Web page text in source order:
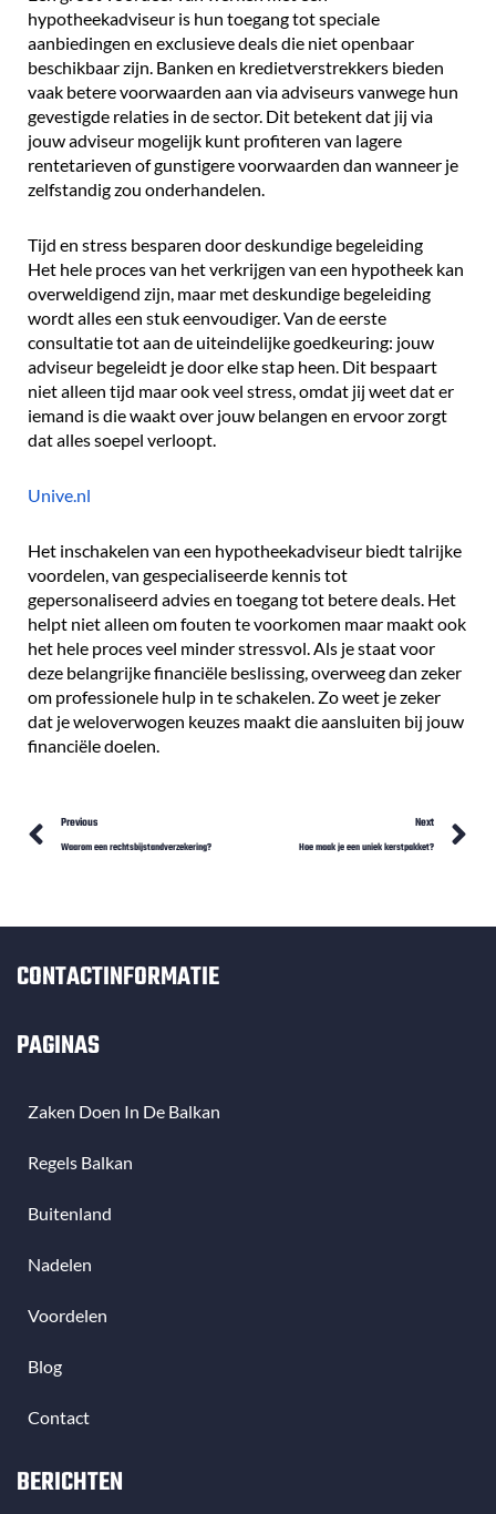
hypotheekadviseur is hun toegang tot speciale
aanbiedingen en exclusieve deals die niet openbaar
beschikbaar zijn. Banken en kredietverstrekkers bieden
vaak betere voorwaarden aan via adviseurs vanwege hun
gevestigde relaties in de sector. Dit betekent dat jij via
jouw adviseur mogelijk kunt profiteren van lagere
rentetarieven of gunstigere voorwaarden dan wanneer je
zelfstandig zou onderhandelen.
Tijd en stress besparen door deskundige begeleiding
Het hele proces van het verkrijgen van een hypotheek kan
overweldigend zijn, maar met deskundige begeleiding
wordt alles een stuk eenvoudiger. Van de eerste
consultatie tot aan de uiteindelijke goedkeuring: jouw
adviseur begeleidt je door elke stap heen. Dit bespaart
niet alleen tijd maar ook veel stress, omdat jij weet dat er
iemand is die waakt over jouw belangen en ervoor zorgt
dat alles soepel verloopt.
Unive.nl
Het inschakelen van een hypotheekadviseur biedt talrijke
voordelen, van gespecialiseerde kennis tot
gepersonaliseerd advies en toegang tot betere deals. Het
helpt niet alleen om fouten te voorkomen maar maakt ook
het hele proces veel minder stressvol. Als je staat voor
deze belangrijke financiële beslissing, overweeg dan zeker
om professionele hulp in te schakelen. Zo weet je zeker
dat je weloverwogen keuzes maakt die aansluiten bij jouw
financiële doelen.
Prev
Previous
Waarom een rechtsbijstandverzekering?
Next
Hoe maak je een uniek kerstpakket?
CONTACTINFORMATIE
PAGINAS
Zaken Doen In De Balkan
Regels Balkan
Buitenland
Nadelen
Voordelen
Blog
Contact
BERICHTEN